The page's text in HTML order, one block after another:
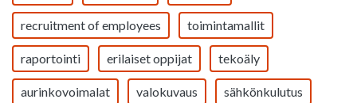
recruitment of employees toimintamallit
raportointi erilaiset oppijat tekoäly
aurinkovoimalat valokuvaus sähkönkulutus